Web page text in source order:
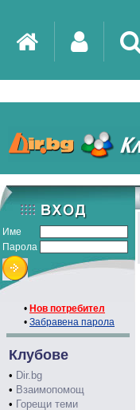
Име
Парола
• Нов потребител
• Забравена парола
Клубове
• Dir.bg
• Взаимопомощ
• Горещи теми